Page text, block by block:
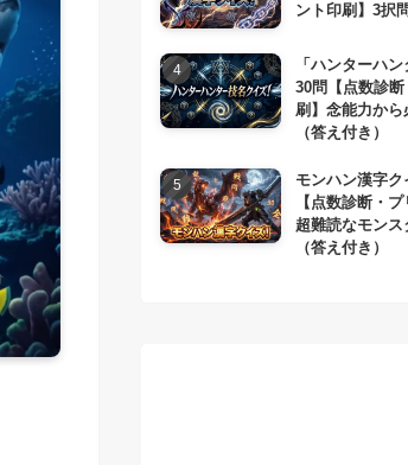
ント印刷】3択
「ハンターハ
30問【点数診
刷】念能力から
（答え付き）
モンハン漢字ク
【点数診断・プ
超難読なモンス
（答え付き）